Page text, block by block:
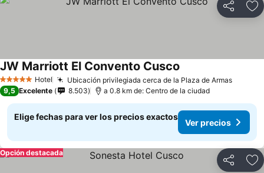
Compartir
5 Estrellas Hotel Ubicación privilegiada cerca de la Plaza de Armas
JW Marriott El Convento Cusco
9,5 Excelente 8.503 a 0.8 km de: Centro de la ciudad
Elige fechas para ver los precios exactos
Ver precios
Compartir
Opción destacada